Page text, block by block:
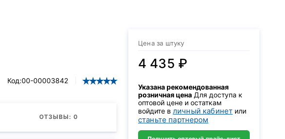
Код:00-00003842
ОТЗЫВЫ: 0
Цена за штуку
4 435 ₽
Указана рекомендованная
розничная цена Для доступа к
оптовой цене и остаткам
войдите в личный кабинет или
станьте партнером